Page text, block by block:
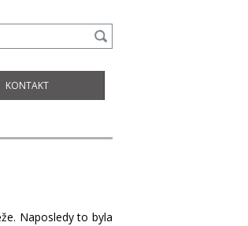
KONTAKT
Naposledy to byla